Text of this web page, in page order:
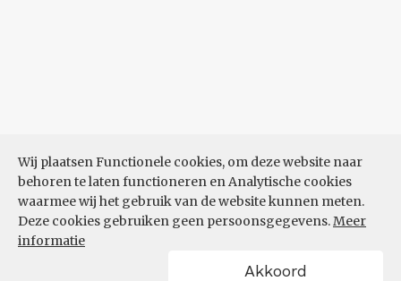
Wij plaatsen Functionele cookies, om deze website naar
behoren te laten functioneren en Analytische cookies
waarmee wij het gebruik van de website kunnen meten.
Deze cookies gebruiken geen persoonsgegevens.Meer
informatie
Akkoord